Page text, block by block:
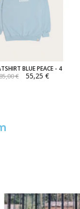
BLUE PEACE - 4
€ 55,25 €